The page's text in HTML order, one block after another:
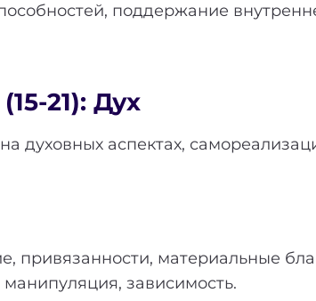
поддержание
21): Дух
духовных аспектах,
привязанности, материальные
зависимость.